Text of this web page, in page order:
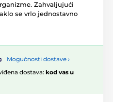
Zahvaljujući
se vrlo jednostavno
Mogućnosti dostave ›
dostava: kod vas u